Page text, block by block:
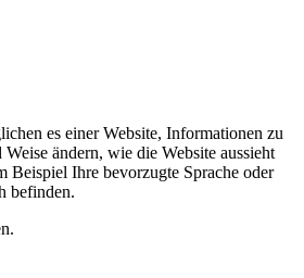
es einer Website, Informationen zu
ändern, wie die Website aussieht
Beispiel Ihre bevorzugte Sprache oder
befinden.